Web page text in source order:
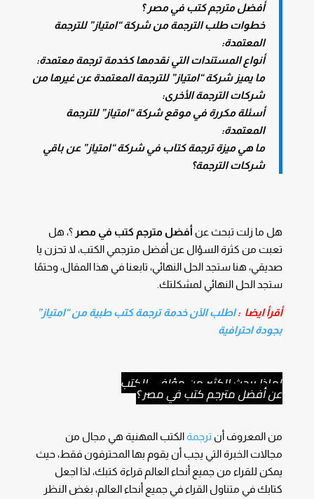
أفضل مترجم كتب في مصر ؟
خطوات طلب الترجمة من شركة “امتياز” للترجمة
المعتمدة:
أنواع المستندات التي نقدمها كخدمة ترجمة معتمدة:
ما يميز شركة “امتياز” للترجمة المعتمدة عن غيرها من
شركات الترجمة الأخرى:
أسئلة مكررة في موقع شركة “امتياز” للترجمة
المعتمدة:
ما هي ميزة ترجمة كتاب في شركة “امتياز” عن باقي
شركات الترجمة؟
هل ما زلت تبحث عن أفضل مترجم كتب في مصر ؟، هل
تعبت من كثرة السؤال عن أفضل مترجمي الكتب، لا تحزن يا
صديقي، هنا ستجد الحل النهائي، تابعنا في هذا المقال، وحتمًا
ستجد الحل النهائي لمشكلتك.
أقرأ ايضا : اطلب الآن خدمة ترجمة كتب طبية من “امتياز”
بجودة احترافية
لماذا يبحث الكثير من مؤلفي الكتب
عن أفضل مترجم كتب في مصر ؟
من المعروف أن ترجمةالكتب المهنية هي مجال من
مجالات الخبرة التي يجب أن يقوم بها المحترفون فقط، حيث
يمكن للقراء من جميع أنحاء العالم قراءة كتبك، لذا اجعل
كتابك في متناول القراء في جميع أنحاء العالم، بغض النظر